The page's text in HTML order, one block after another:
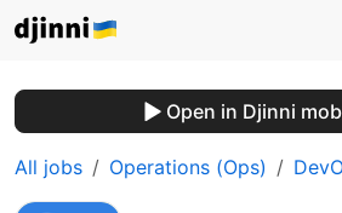
Open in Djinni
All jobs Operations (Ops)